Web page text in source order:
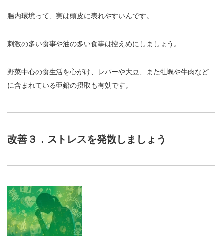
腸内環境って、実は頭皮に表れやすいんです。
刺激の多い食事や油の多い食事は控えめにしましょう。
野菜中心の食生活を心がけ、レバーや大豆、また牡蠣や牛肉など
に含まれている亜鉛の摂取も有効です。
改善３．ストレスを発散しましょう